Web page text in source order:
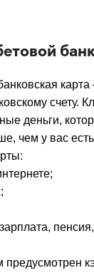
счету.
деньги,
чем у вас
предусмотрен